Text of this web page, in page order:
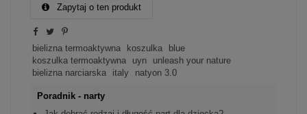
Zapytaj o ten produkt
bielizna termoaktywna koszulka
blue
koszulka termoaktywna
uyn
unleash your nature
bielizna narciarska
italy natyon 3.0
Poradnik - narty